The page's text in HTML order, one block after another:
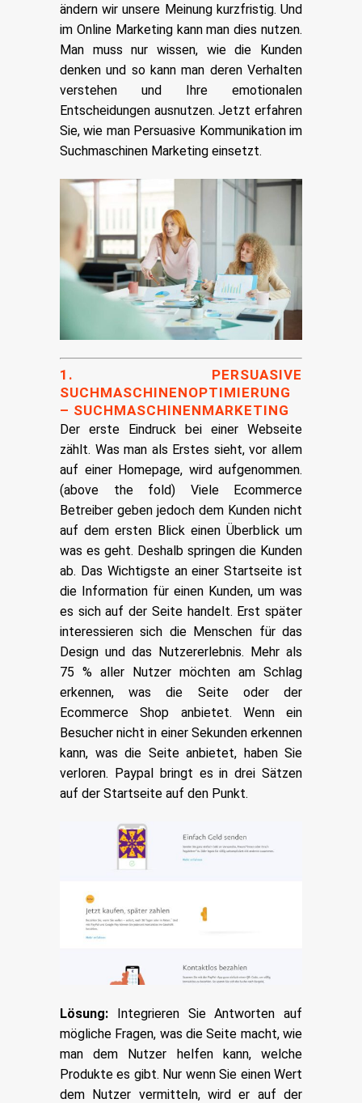
ändern wir unsere Meinung kurzfristig. Und
im Online Marketing kann man dies nutzen.
Man muss nur wissen, wie die Kunden
denken und so kann man deren Verhalten
verstehen und Ihre emotionalen
Entscheidungen ausnutzen. Jetzt erfahren
Sie, wie man Persuasive Kommunikation im
Suchmaschinen Marketing einsetzt.
1. PERSUASIVE
SUCHMASCHINENOPTIMIERUNG
– SUCHMASCHINENMARKETING
Der erste Eindruck bei einer Webseite
zählt. Was man als Erstes sieht, vor allem
auf einer Homepage, wird aufgenommen.
(above the fold) Viele Ecommerce
Betreiber geben jedoch dem Kunden nicht
auf dem ersten Blick einen Überblick um
was es geht. Deshalb springen die Kunden
ab. Das Wichtigste an einer Startseite ist
die Information für einen Kunden, um was
es sich auf der Seite handelt. Erst später
interessieren sich die Menschen für das
Design und das Nutzererlebnis. Mehr als
75 % aller Nutzer möchten am Schlag
erkennen, was die Seite oder der
Ecommerce Shop anbietet. Wenn ein
Besucher nicht in einer Sekunden erkennen
kann, was die Seite anbietet, haben Sie
verloren. Paypal bringt es in drei Sätzen
auf der Startseite auf den Punkt.
Lösung: Integrieren Sie Antworten auf
mögliche Fragen, was die Seite macht, wie
man dem Nutzer helfen kann, welche
Produkte es gibt. Nur wenn Sie einen Wert
dem Nutzer vermitteln, wird er auf der